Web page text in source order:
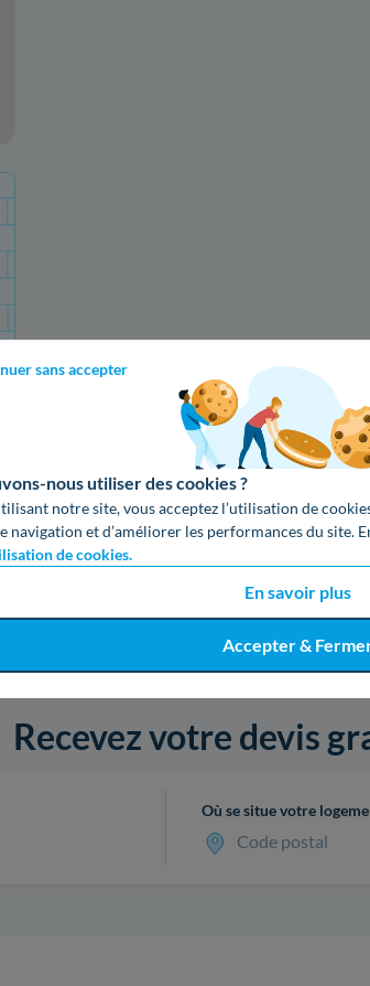
sans accepter
nous utiliser des cookies ?
notre site, vous acceptez l’utilisation de
navigation et d’améliorer les performances du site.
de cookies.
En savoir plus
Accepter &
Recevez votre devis
Où se situe votre
Code postal